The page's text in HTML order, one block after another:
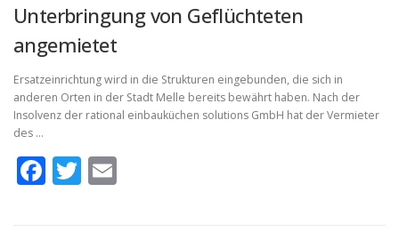
Unterbringung von Geflüchteten
angemietet
Ersatzeinrichtung wird in die Strukturen eingebunden, die sich in
anderen Orten in der Stadt Melle bereits bewährt haben. Nach der
Insolvenz der rational einbauküchen solutions GmbH hat der Vermieter
des …
Facebook
Twitter